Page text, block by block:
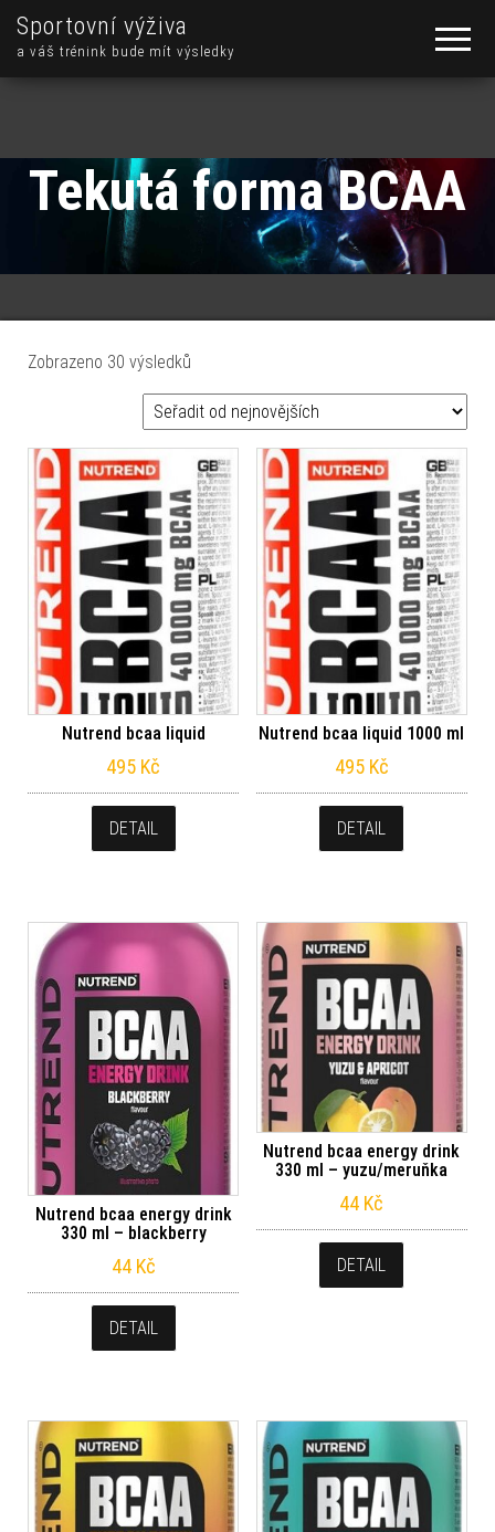
Sportovní výživa
a váš trénink bude mít výsledky
Tekutá forma BCAA
Zobrazeno 30 výsledků
Nutrend bcaa liquid
495 Kč
DETAIL
Nutrend bcaa liquid 1000 ml
495 Kč
DETAIL
Nutrend bcaa energy drink
330 ml – blackberry
44 Kč
DETAIL
Nutrend bcaa energy drink
330 ml – yuzu/meruňka
44 Kč
DETAIL